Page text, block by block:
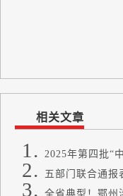
相关文章
2025年第四批“
五部门联合通报
全省典型！鄂州